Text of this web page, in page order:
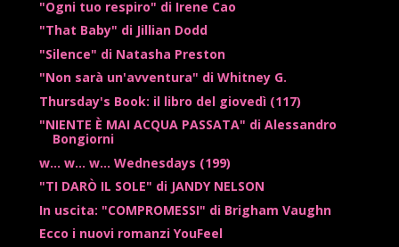
"Ogni tuo respiro" di Irene Cao
"That Baby" di Jillian Dodd
"Silence" di Natasha Preston
"Non sarà un'avventura" di Whitney G.
Thursday's Book: il libro del giovedì (117)
"NIENTE È MAI ACQUA PASSATA" di Alessandro
Bongiorni
w... w... w... Wednesdays (199)
"TI DARÒ IL SOLE" di JANDY NELSON
In uscita: "COMPROMESSI" di Brigham Vaughn
Ecco i nuovi romanzi YouFeel